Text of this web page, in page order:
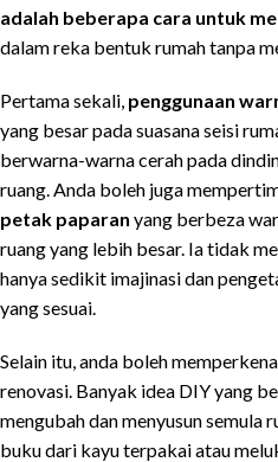
adalah beberapa cara untuk
dalam reka bentuk rumah tanpa
Pertama sekali, penggunaan
yang besar pada suasana seisi
berwarna-warna cerah pada
ruang. Anda boleh juga
petak paparan yang berbeza
ruang yang lebih besar. Ia tidak
hanya sedikit imajinasi dan
yang sesuai.
Selain itu, anda boleh
renovasi. Banyak idea DIY yang
mengubah dan menyusun semula
buku dari kayu terpakai atau